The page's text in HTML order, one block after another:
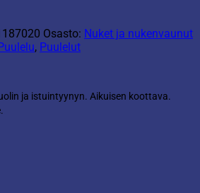
Osasto: Nuket ja nukenvaunut
, Puulelut
ja istuintyynyn. Aikuisen koottava.